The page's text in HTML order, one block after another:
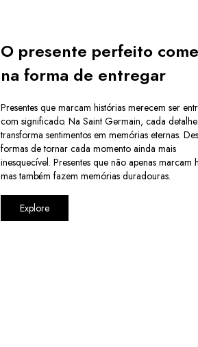
O presente perfeito
na forma de entregar
Presentes que marcam histórias merecem ser
com significado. Na Saint Germain, cada detalhe
transforma sentimentos em memórias eternas.
formas de tornar cada momento ainda mais
inesquecível. Presentes que não apenas marcam
mas também fazem memórias duradouras.
Explore